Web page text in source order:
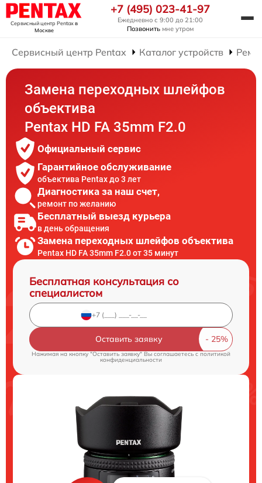
Сервисный центр Pentaxв
Москве
+7 (495) 023-41-97
Ежедневно с 9:00 до 21:00
Позвонить мне утром
Сервисный центр Pentax Каталог устройств
Замена переходных шлейфов
объектива
Pentax HD FA 35mm F2.0
Официальный сервис
Гарантийное обслуживание
объектива Pentax до 3 лет
Диагностика за наш счет,
ремонт по желанию
Бесплатный выезд курьера
в день обращения
Замена переходных шлейфов объектива
Pentax HD FA 35mm F2.0 от 35 минут
Бесплатная консультация со
специалистом
Оставить заявку
Нажимая на кнопку "Оставить заявку" Вы соглашаетесь cполитикой
конфиденциальности